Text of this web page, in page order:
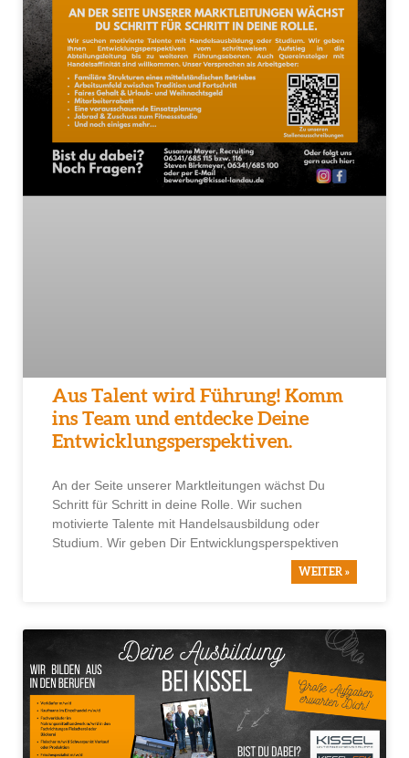
Aus Talent wird Führung! Komm
ins Team und entdecke Deine
Entwicklungsperspektiven.
An der Seite unserer Marktleitungen wächst Du
Schritt für Schritt in deine Rolle. Wir suchen
motivierte Talente mit Handelsausbildung oder
Studium. Wir geben Dir Entwicklungsperspektiven
WEITER »